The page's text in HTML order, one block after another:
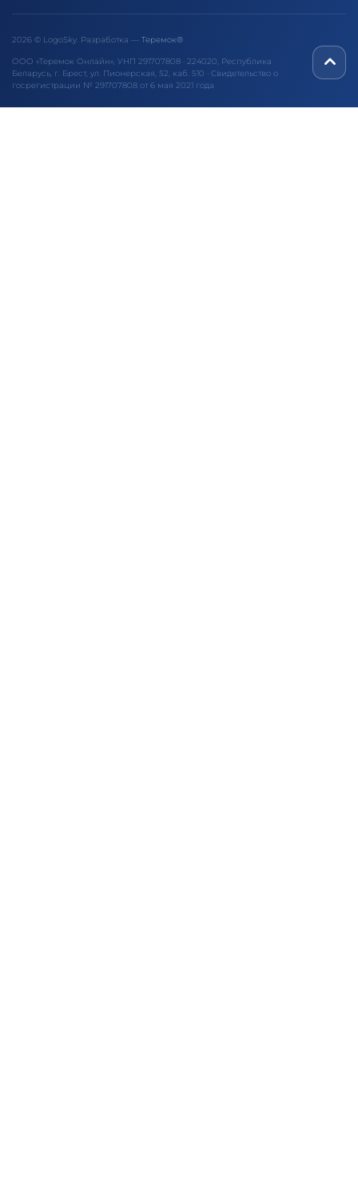
2026 © LogoSky. Разработка — Теремок®
ООО «Теремок Онлайн», УНП 291707808 · 224020, Республика
Беларусь, г. Брест, ул. Пионерская, 52, каб. 510 · Свидетельство о
госрегистрации № 291707808 от 6 мая 2021 года